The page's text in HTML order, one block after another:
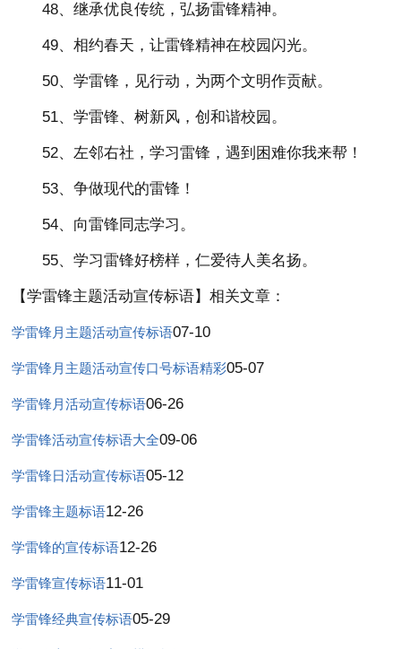
48、继承优良传统，弘扬雷锋精神。
49、相约春天，让雷锋精神在校园闪光。
50、学雷锋，见行动，为两个文明作贡献。
51、学雷锋、树新风，创和谐校园。
52、左邻右社，学习雷锋，遇到困难你我来帮！
53、争做现代的雷锋！
54、向雷锋同志学习。
55、学习雷锋好榜样，仁爱待人美名扬。
【学雷锋主题活动宣传标语】相关文章：
学雷锋月主题活动宣传标语07-10
学雷锋月主题活动宣传口号标语精彩05-07
学雷锋月活动宣传标语06-26
学雷锋活动宣传标语大全09-06
学雷锋日活动宣传标语05-12
学雷锋主题标语12-26
学雷锋的宣传标语12-26
学雷锋宣传标语11-01
学雷锋经典宣传标语05-29